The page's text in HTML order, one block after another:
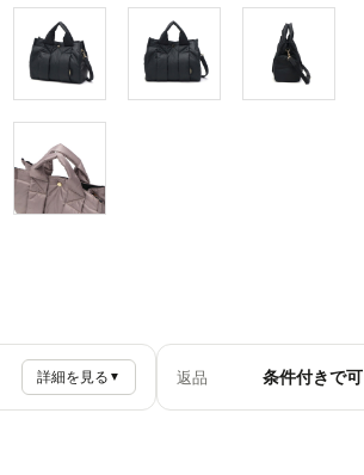
詳細を見る ▼ 返品 条件付きで可